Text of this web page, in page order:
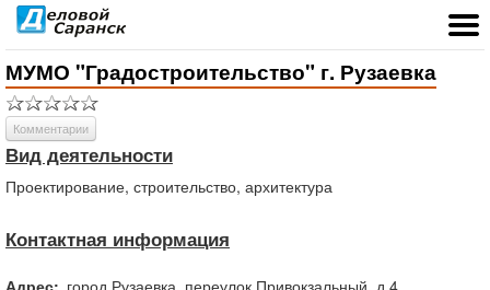
МУМО "Градостроительство" г. Рузаевка
Комментарии
Вид деятельности
Проектирование, строительство, архитектура
Контактная информация
Адрес: город Рузаевка, переулок Привокзальный, д.4